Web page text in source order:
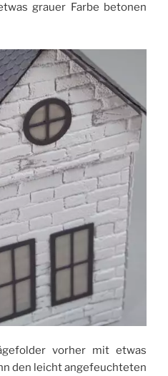
grauer Farbe betonen
vorher mit etwas
den leicht angefeuchteten